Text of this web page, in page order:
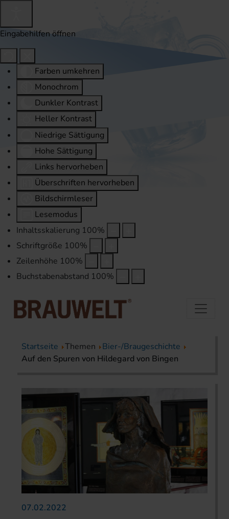
Eingabehilfen öffnen
Farben umkehren
Monochrom
Dunkler Kontrast
Heller Kontrast
Niedrige Sättigung
Hohe Sättigung
Links hervorheben
Überschriften hervorheben
Bildschirmleser
Lesemodus
Inhaltsskalierung 100%
Schriftgröße 100%
Zeilenhöhe 100%
Buchstabenabstand 100%
Startseite Themen
Bier-/Braugeschichte
Auf den Spuren von Hildegard von Bingen
07.02.2022